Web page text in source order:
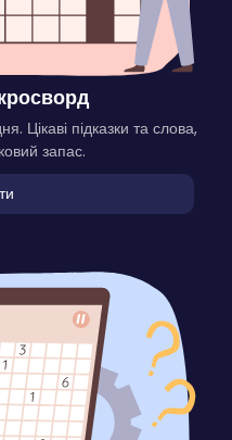
Цікаві підказки та слова,
запас.